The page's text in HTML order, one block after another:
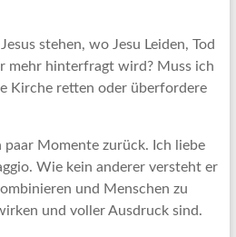
stehen, wo Jesu Leiden, Tod
mehr hinterfragt wird? Muss ich
Kirche retten oder überfordere
paar Momente zurück. Ich liebe
Wie kein anderer versteht er
und Menschen zu
und voller Ausdruck sind.